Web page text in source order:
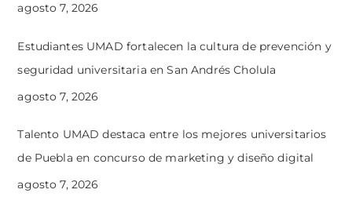
agosto 7, 2026
Estudiantes UMAD fortalecen la cultura de prevención y
seguridad universitaria en San Andrés Cholula
agosto 7, 2026
Talento UMAD destaca entre los mejores universitarios
de Puebla en concurso de marketing y diseño digital
agosto 7, 2026